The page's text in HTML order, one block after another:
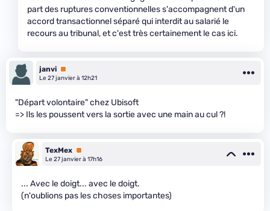
part des ruptures conventionnelles s'accompagnent d'un
accord transactionnel séparé qui interdit au salarié le
recours au tribunal, et c'est très certainement le cas ici.
janvi Premium
Le 27 janvier à 12h21
"Départ volontaire" chez Ubisoft
=> Ils les poussent vers la sortie avec une main au cul ?!
TexMex Premium
Le 27 janvier à 17h16
... Avec le doigt... avec le doigt.
(n'oublions pas les choses importantes)